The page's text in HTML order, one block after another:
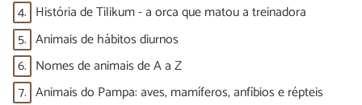
4. História de Tilikum - a orca que matou a treinadora
5. Animais de hábitos diurnos
6. Nomes de animais de A a Z
7. Animais do Pampa: aves, mamíferos, anfíbios e répteis